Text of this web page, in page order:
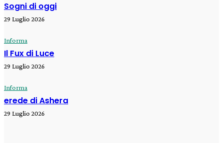
Sogni di oggi
29 Luglio 2026
Informa
Il Fux di Luce
29 Luglio 2026
Informa
erede di Ashera
29 Luglio 2026